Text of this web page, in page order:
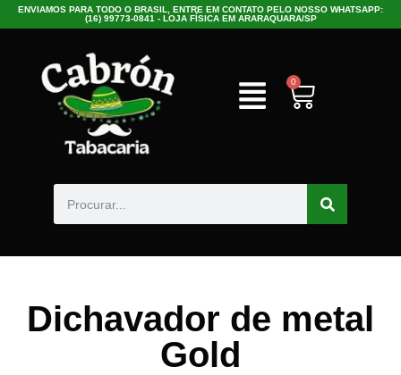
ENVIAMOS PARA TODO O BRASIL, ENTRE EM CONTATO PELO NOSSO WHATSAPP:
(16) 99773-0841 - LOJA FÍSICA EM ARARAQUARA/SP
0
Dichavador de metal
Gold